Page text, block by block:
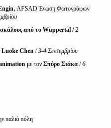
,AFSAD Ένωση Φωτογράφων
από το Wuppertal /2
Chen /3-4 Σεπτεμβρίου
με τονΣπύρο Σιάκα /6
παλιά πόλη